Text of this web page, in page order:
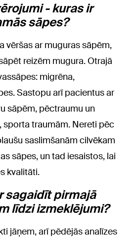
- kuras ir
sāpes?
vēršas ar muguras sāpēm,
reizēm mugura. Otrajā
migrēna,
Sastopu arī pacientus ar
sāpēm, pēctraumu un
traumām. Nereti pēc
saslimšanām cilvēkam
sāpes, un tad iesaistos, lai
kvalitāti.
sagaidīt pirmajā
līdzi izmeklējumi?
jāņem, arī pēdējās analīzes